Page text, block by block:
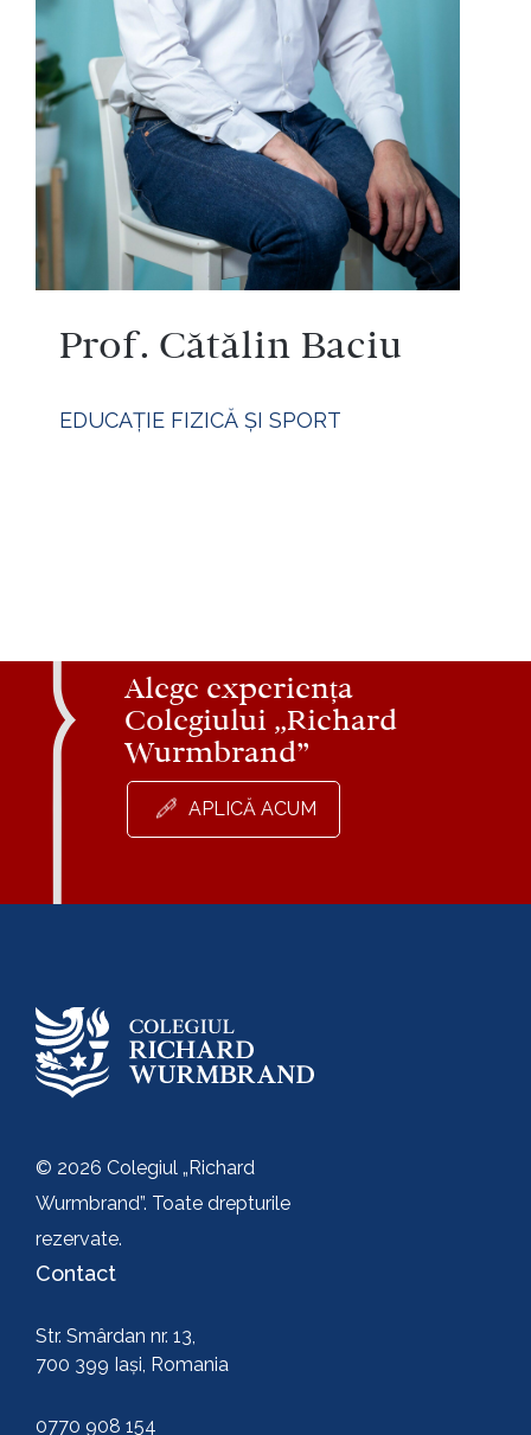
Prof. Cătălin Baciu
EDUCAȚIE FIZICĂ ȘI SPORT
Alege experiența
Colegiului „Richard
Wurmbrand”
APLICĂ ACUM
© 2026 Colegiul „Richard
Wurmbrand”. Toate drepturile
rezervate.
Contact
Str. Smârdan nr. 13,
700 399 Iași, Romania
0770 908 154